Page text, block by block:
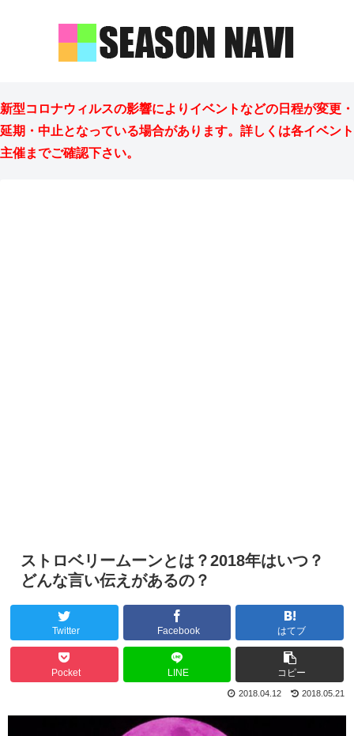
新型コロナウィルスの影響によりイベントなどの日程が変更・
延期・中止となっている場合があります。詳しくは各イベント
主催までご確認下さい。
ストロベリームーンとは？2018年はいつ？
どんな言い伝えがあるの？
Twitter Facebook はてブ
Pocket LINE コピー
2018.05.21
2018.04.12